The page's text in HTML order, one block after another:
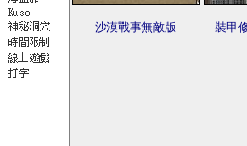
沙漠戰事無敵版 裝甲